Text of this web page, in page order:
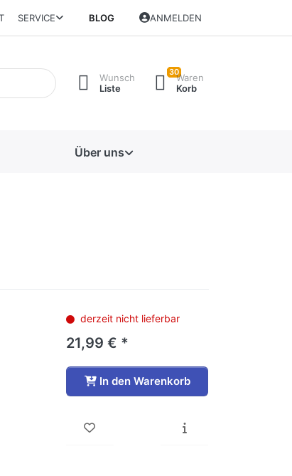
SERVICE BLOG ANMELDEN
Wunsch
Liste
30Waren
Korb
Über uns
derzeit nicht lieferbar
21,99 € *
In den Warenkorb